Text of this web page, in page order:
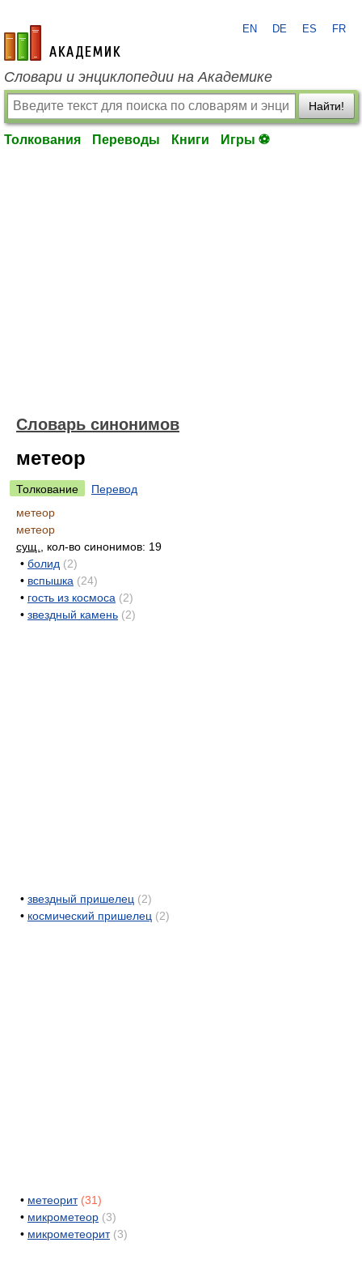
academic.ru
EN DE ES FR
Словари и энциклопедии на Академике
Найти!
Толкования Переводы Книги Игры ⚽
Словарь синонимов
метеор
Толкование
Перевод
метеор
метеор
сущ.
, кол-во синонимов: 19
• болид (2)
• вспышка (24)
• гость из космоса (2)
• звездный камень (2)
• звездный пришелец (2)
• космический пришелец (2)
• метеорит (31)
• микрометеор (3)
• микрометеорит (3)